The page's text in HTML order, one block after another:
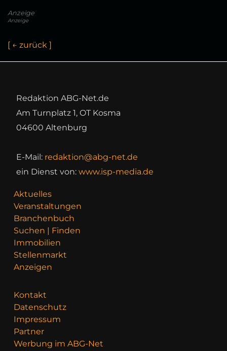
Anzeige
Anzeige
[ ← zurück ]
Redaktion ABG-Net.de
Am Turnplatz 1, OT Kosma
04600 Altenburg
E-Mail: redaktion@abg-net.de
ein Dienst von: www.isp-media.de
Aktuelles
Veranstaltungen
Branchenbuch
Suchen | Finden
Immobilien
Stellenmarkt
Anzeigen
Kontakt
Datenschutz
Impressum
Partner
Werbung im ABG-Net